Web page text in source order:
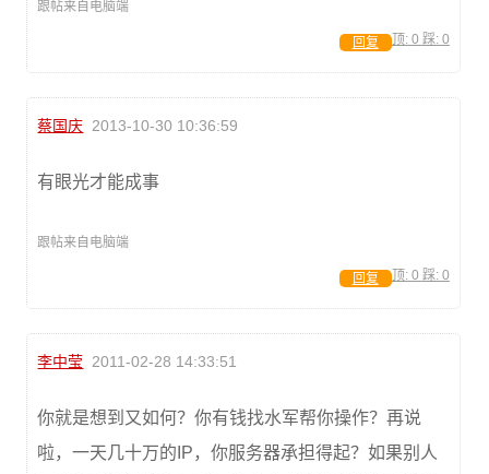
跟帖来自电脑端
顶: 0 踩: 0
回复
蔡国庆 2013-10-30 10:36:59
有眼光才能成事
跟帖来自电脑端
顶: 0 踩: 0
回复
李中莹 2011-02-28 14:33:51
你就是想到又如何？你有钱找水军帮你操作？再说
啦，一天几十万的IP，你服务器承担得起？如果别人